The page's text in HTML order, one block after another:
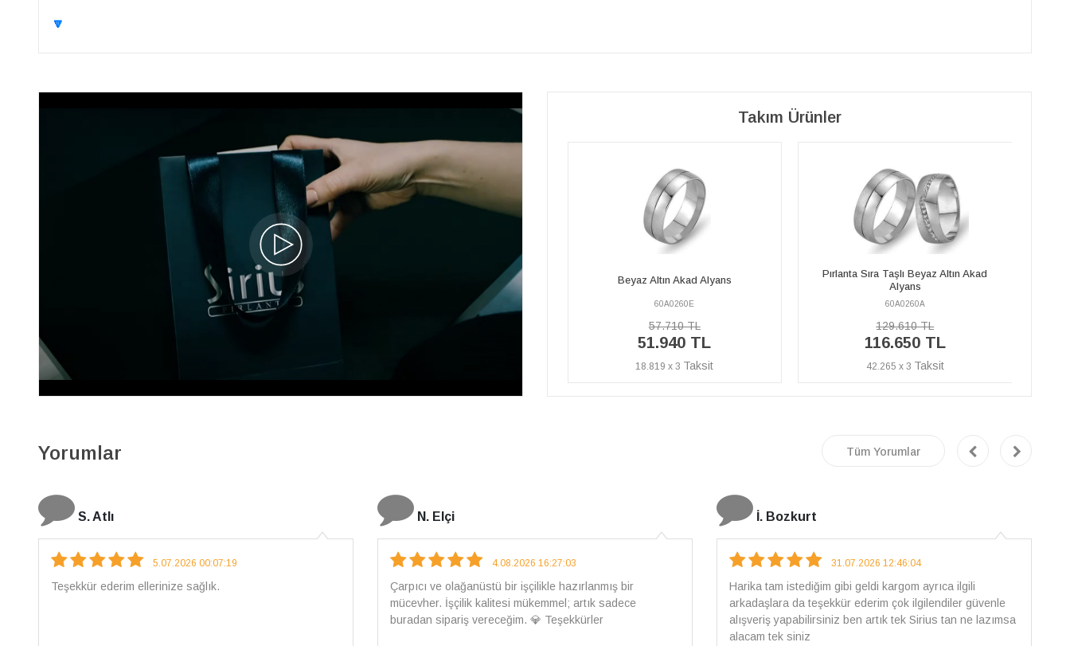
🔽
Takım Ürünler
Pırlanta Sıra Taşlı Beyaz Altın Akad
Alyans
60A0260A
Beyaz Altın Akad Alyans
57.710 TL
Alyans
60A0260A
129.610 TL
116.650 TL
42.265 x 3
Beyaz Altın Akad Alyans
60A0260E
57.710 TL
51.940 TL
18.819 x 3
Yorumlar Tüm Yorumlar
N. Elçi
4.08.2026 16:27:03
Çarpıcı ve olağanüstü bir işçilikle hazırlanmış bir
İ. Bozkurt
31.07.2026 12:46:04
Harika tam istediğim gibi geldi kargom ayrıca ilgili
arkadaşlara da teşekkür ederim çok ilgilendiler güvenle
alışveriş yapabilirsiniz ben artık tek Sirius tan ne lazımsa
E.T
18.07.2026 12:38:01
Pirlantami teslim alana kadar tüm surecte bilgilendirildim,
güvenli bir alisveris oldu benim icin ve paketleme özenle
yapilmisti sorunsuz bir sekilde pirlantami takiyorum. Yeni
alisveris adresim artik belli.🤩 Tesekkurler Sirius